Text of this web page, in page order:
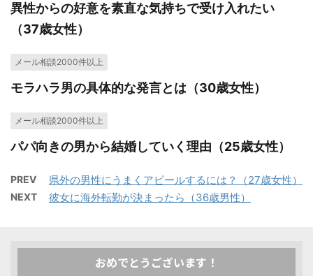
異性からの好意を素直な気持ちで受け入れたい
（37歳女性）
メール相談2000件以上
モラハラ男の具体的な発言とは（30歳女性）
メール相談2000件以上
パパ向きの男から結婚していく理由（25歳女性）
PREV 県外の男性にうまくアピールするには？（27歳女性）
NEXT 彼女に海外転勤が決まったら（36歳男性）
おめでとうございます！